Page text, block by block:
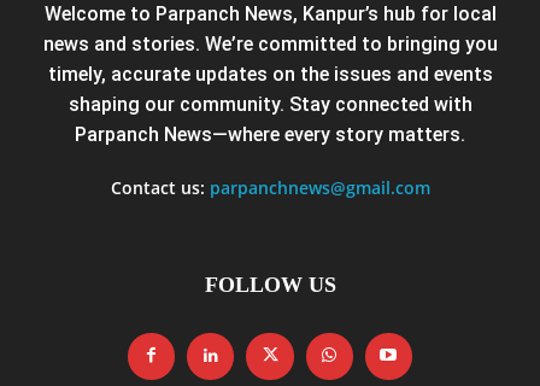
Welcome to Parpanch News, Kanpur’s hub for local
news and stories. We’re committed to bringing you
timely, accurate updates on the issues and events
shaping our community. Stay connected with
Parpanch News—where every story matters.
Contact us: parpanchnews@gmail.com
FOLLOW US